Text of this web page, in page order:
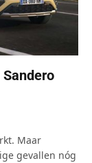
Maar
gevallen nóg